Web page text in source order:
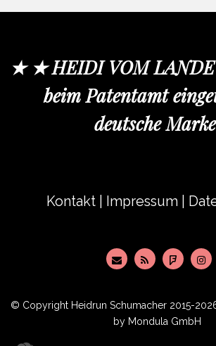
★ ★ HEIDI VOM
beim Patentamt
deutsche
Kontakt Impressum
© Copyright Heidrun Schumacher 2015-
by Mondula GmbH